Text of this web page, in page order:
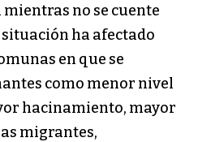
no se cuente
ha afectado
en que se
como menor nivel
hacinamiento, mayor
migrantes,